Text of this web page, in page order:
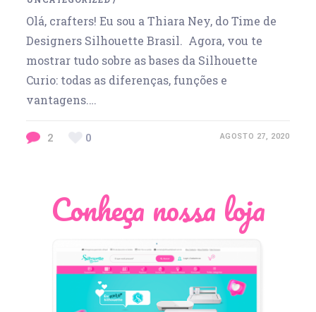
Olá, crafters! Eu sou a Thiara Ney, do Time de
Designers Silhouette Brasil. Agora, vou te
mostrar tudo sobre as bases da Silhouette
Curio: todas as diferenças, funções e
vantagens.…
2 0 AGOSTO 27, 2020
Conheça nossa loja